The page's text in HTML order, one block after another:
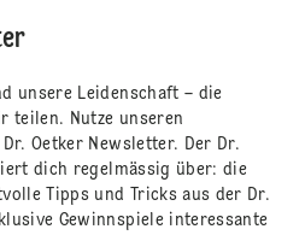
unsere Leidenschaft – die
teilen. Nutze unseren
Oetker Newsletter. Der Dr.
dich regelmässig über: die
Tipps und Tricks aus der Dr.
Gewinnspiele interessante